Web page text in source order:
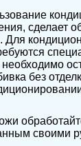
сделает
Для
без
своими